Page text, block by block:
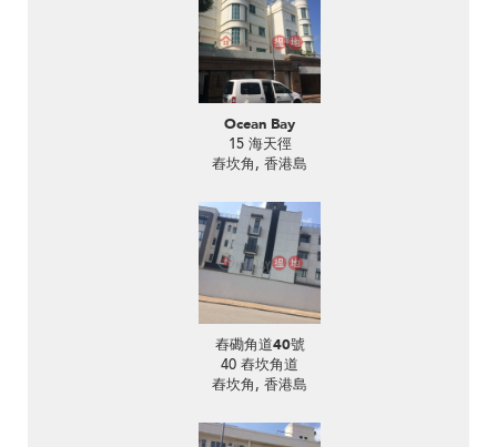
Ocean Bay
15 海天徑
舂坎角, 香港島
舂磡角道40號
40 舂坎角道
舂坎角, 香港島